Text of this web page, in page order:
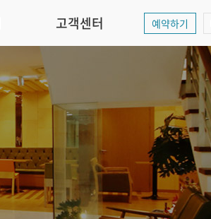
예약하기
고객센터